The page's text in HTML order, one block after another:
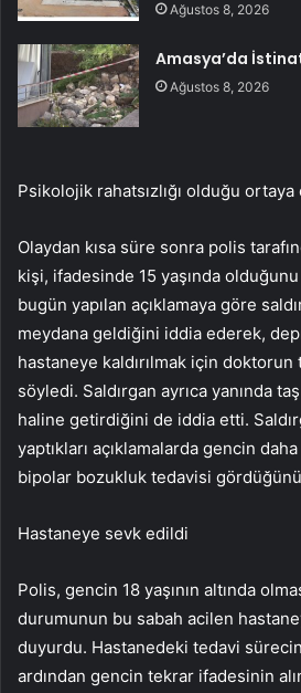
Ağustos 8, 2026
Amasya’da
Ağustos 8, 2026
Psikolojik rahatsızlığı olduğu ortaya
Olaydan kısa süre sonra polis
kişi, ifadesinde 15 yaşında
bugün yapılan açıklamaya göre
meydana geldiğini iddia ederek,
hastaneye kaldırılmak için doktorun
söyledi. Saldırgan ayrıca yanında taş
haline getirdiğini de iddia etti.
yaptıkları açıklamalarda gencin
bipolar bozukluk tedavisi
Hastaneye sevk edildi
Polis, gencin 18 yaşının altında
durumunun bu sabah acilen
duyurdu. Hastanedeki tedavi
ardından gencin tekrar ifadesinin